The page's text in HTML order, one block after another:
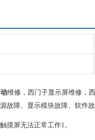
维修，西门子显示屏维修，
故障、显示模块故障、软件
摸屏无法正常工作1。